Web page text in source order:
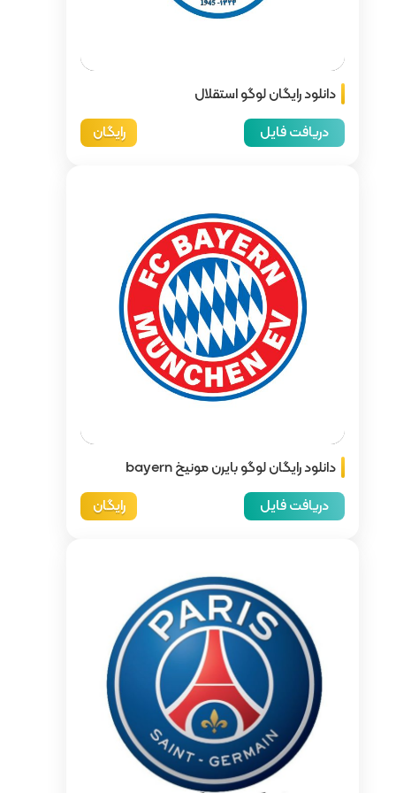
رایگان
دانلود رایگان لوگو بایرن مونیخ bayern
رایگان